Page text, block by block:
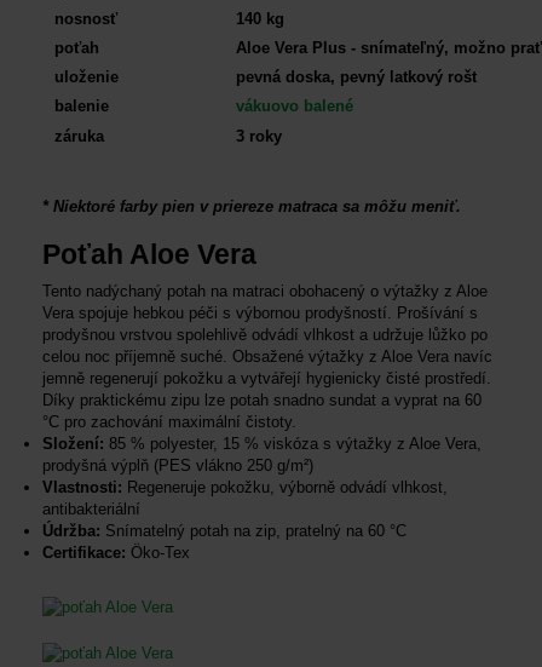
nosnosť
140 kg
poťah
Aloe Vera Plus - snímateľný, možno prať
uloženie
pevná doska, pevný latkový rošt
balenie
vákuovo balené
záruka
3 roky
* Niektoré farby pien v priereze matraca sa môžu meniť.
Poťah Aloe Vera
Tento nadýchaný potah na matraci obohacený o výtažky z Aloe
Vera spojuje hebkou péči s výbornou prodyšností. Prošívání s
prodyšnou vrstvou spolehlivě odvádí vlhkost a udržuje lůžko po
celou noc příjemně suché. Obsažené výtažky z Aloe Vera navíc
jemně regenerují pokožku a vytvářejí hygienicky čisté prostředí.
Díky praktickému zipu lze potah snadno sundat a vyprat na 60
°C pro zachování maximální čistoty.
Složení: 85 % polyester, 15 % viskóza s výtažky z Aloe Vera,
prodyšná výplň (PES vlákno 250 g/m²)
Vlastnosti: Regeneruje pokožku, výborně odvádí vlhkost,
antibakteriální
Údržba: Snímatelný potah na zip, pratelný na 60 °C
Certifikace: Öko-Tex